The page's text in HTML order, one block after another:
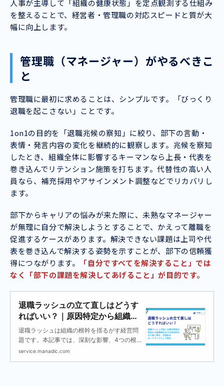
人事が主導して「組織の健康状態」を定点観測する仕組み
を整えることで、経営者・管理職の対応スピードと質が大
幅に向上します。
管理職（マネージャー）がやるべきこ
と
管理職に最初に求めることは、シンプルです。「びっくり
退職を起こさない」ことです。
1on1の目的を「退職兆候の察知」に絞り、部下の言動・
表情・発言内容の変化を継続的に観察します。兆候を察知
したとき、組織全体に影響するキーマンなら上長・代表を
巻き込んでリテンション施策を打ちます。代替性の高い人
員なら、補充採用やアサインメント調整などでリカバリし
ます。
部下からキャリアの悩みが来た際に、未熟なマネージャー
が無理に自分で解決しようとすることで、かえって離職を
促進するケースがあります。解決できない課題は上司や代
表を巻き込んで解決する姿勢を示すことが、部下の信頼獲
得につながります。
「自分ですべてを解決すること」では
なく「部下の課題を解決してあげること」が目的です。
退職ラッシュの立て直しはどうす
ればいい？｜原因特定から組織再
生までの具体的対策
退職ラッシュは組織の根幹を揺るがす経営問
題です。本記事では、深刻な影響、4つの根
本原因、そして「現状把握」「緊急対策」
service.manadic.com